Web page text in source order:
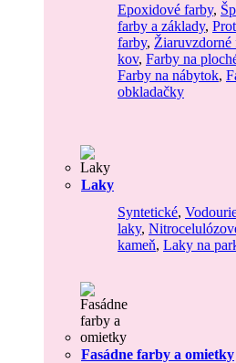
Epoxidové farby,
farby a základy,
farby, Žiaruvzdorné
kov, Farby na
Farby na nábytok,
obkladačky
Laky
Syntetické,
laky,
kameň, Laky na
Fasádne farby a omietky